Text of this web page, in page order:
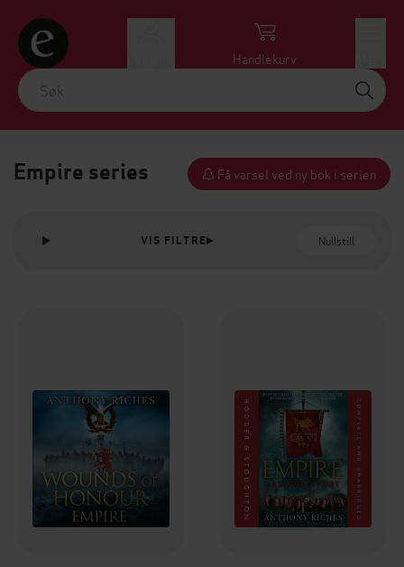
Handlekurv
Empire series Få varsel ved ny bok i serien
VIS FILTRE Nullstill